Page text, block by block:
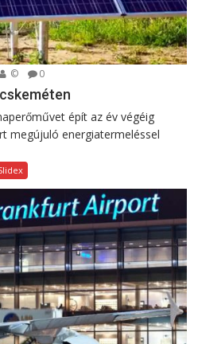
© 0
épít az év végéig
megújuló energiatermeléssel